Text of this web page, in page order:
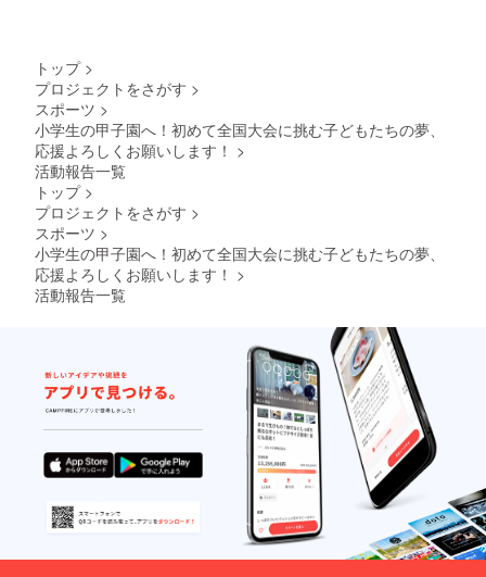
す】 ・
メッ
メール
アドレ
い。 ・
ハンド
タオル
をお届
けする
ため
に、ご
住所を
ご記入
くださ
い。 ・
SNS掲
載をご
希望の
へお名
前を掲
式にて
公式
す。 掲
載期
間：ア
カウン
トが公
開され
ている
限り、
いつで
もご覧
いただ
す。
【ご注
トップ >
プロジェクトをさがす >
スポーツ >
小学生の甲子園へ！初めて全国大会に挑む子どもたちの夢、
応援よろしくお願いします！ >
活動報告一覧
トップ >
プロジェクトをさがす >
スポーツ >
小学生の甲子園へ！初めて全国大会に挑む子どもたちの夢、
応援よろしくお願いします！ >
活動報告一覧